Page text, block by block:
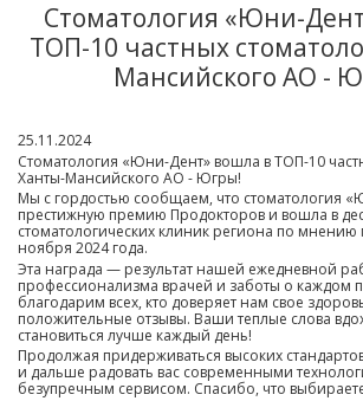
Стоматология «Юни-
ТОП-10 частных
Мансийского АО -
25.11.2024
Стоматология «Юни-Дент» вошла в ТОП-10
Ханты-Мансийского АО - Югры!
Мы с гордостью сообщаем, что стоматология
престижную премию Продокторов и вошла в
стоматологических клиник региона по мнению
ноября 2024 года.
Эта награда — результат нашей ежедневной
профессионализма врачей и заботы о каждом
благодарим всех, кто доверяет нам свое
положительные отзывы. Ваши теплые слова
становиться лучше каждый день!
Продолжая придерживаться высоких
и дальше радовать вас современными
безупречным сервисом. Спасибо, что